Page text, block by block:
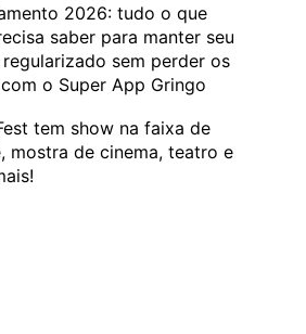
2026: tudo o que
saber para manter seu
sem perder os
o Super App Gringo
tem show na faixa de
mostra de cinema, teatro e